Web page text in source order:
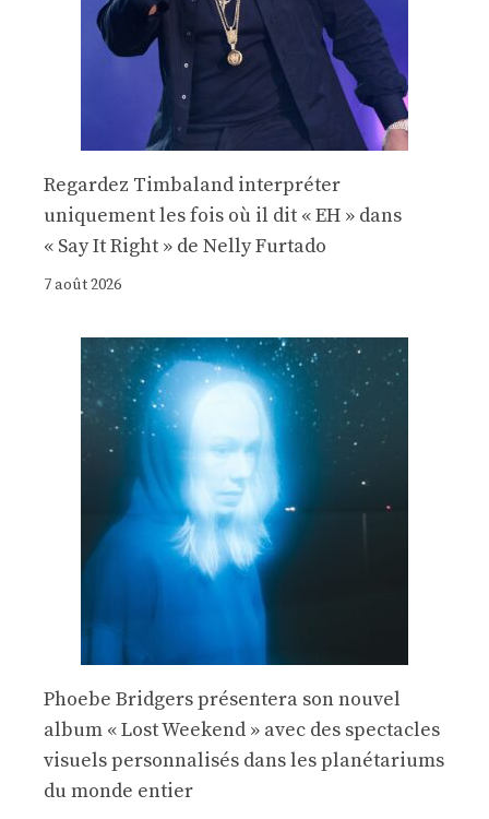
Regardez Timbaland interpréter
uniquement les fois où il dit « EH » dans
« Say It Right » de Nelly Furtado
7 août 2026
Phoebe Bridgers présentera son nouvel
album « Lost Weekend » avec des spectacles
visuels personnalisés dans les planétariums
du monde entier